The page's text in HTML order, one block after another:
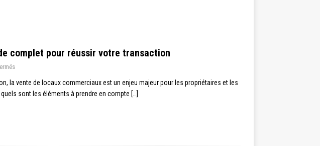
complet pour réussir votre transaction
la vente de locaux commerciaux est un enjeu majeur pour les propriétaires et les
sont les éléments à prendre en compte […]